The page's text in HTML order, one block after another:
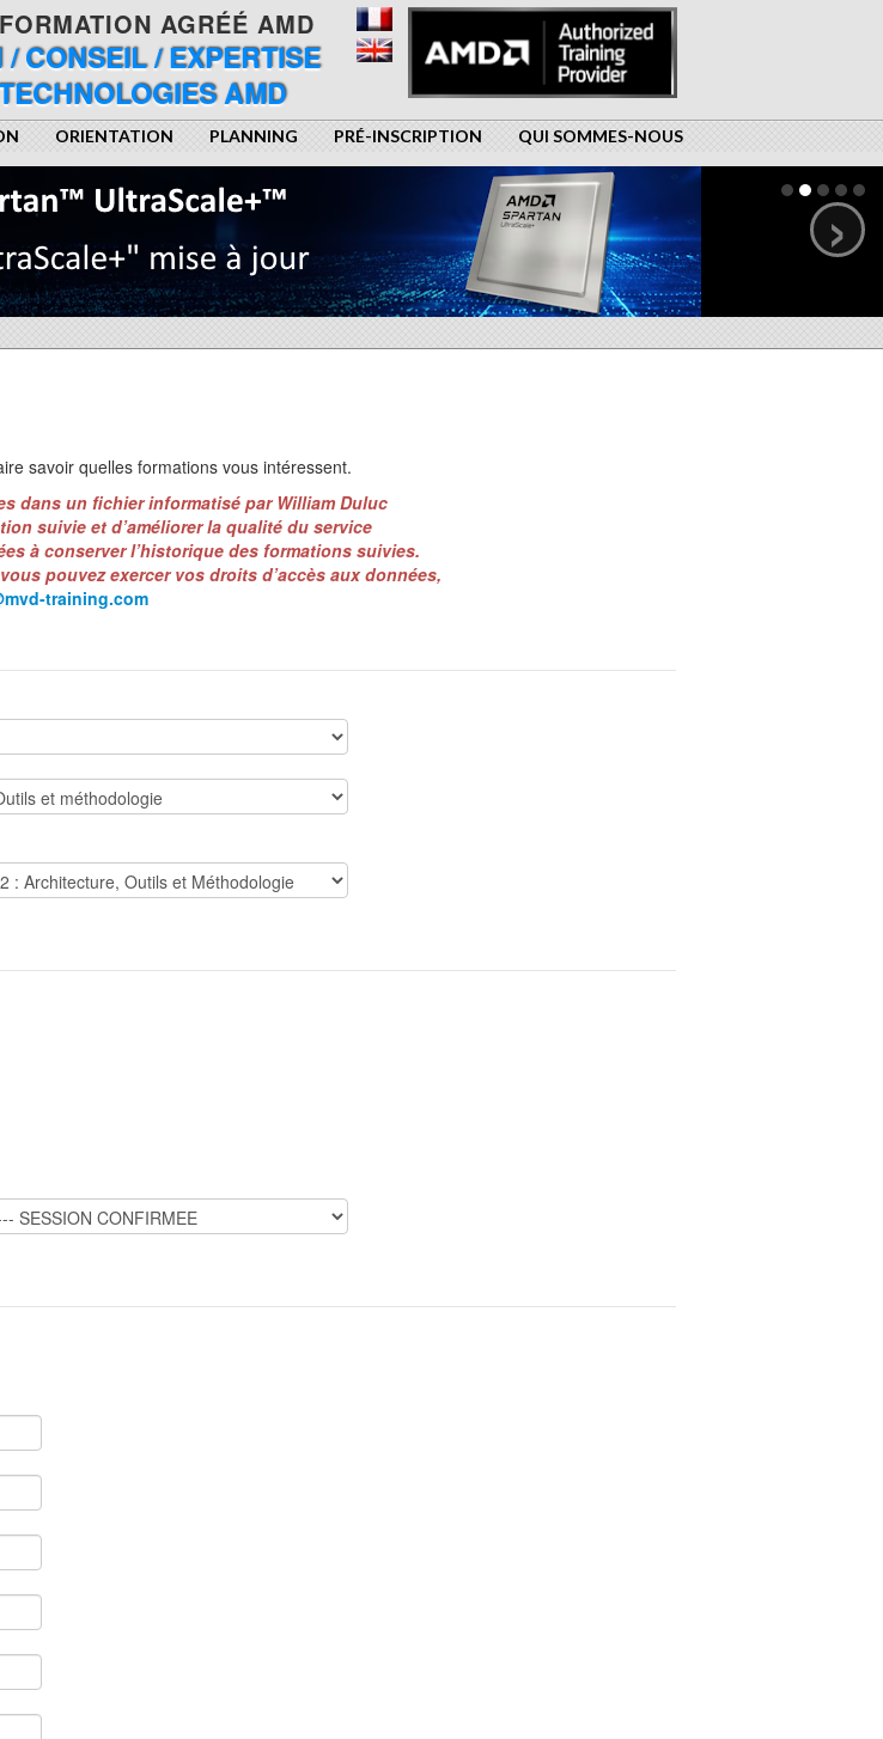
AGRÉÉ AMD
CONSEIL / EXPERTISE
AMD
ORIENTATION PLANNING PRÉ-INSCRIPTION QUI SOMMES-NOUS
›
savoir quelles formations vous intéressent.
dans un fichier informatisé par William Duluc
suivie et d’améliorer la qualité du service
à conserver l’historique des formations suivies.
pouvez exercer vos droits d’accès aux données,
training.com